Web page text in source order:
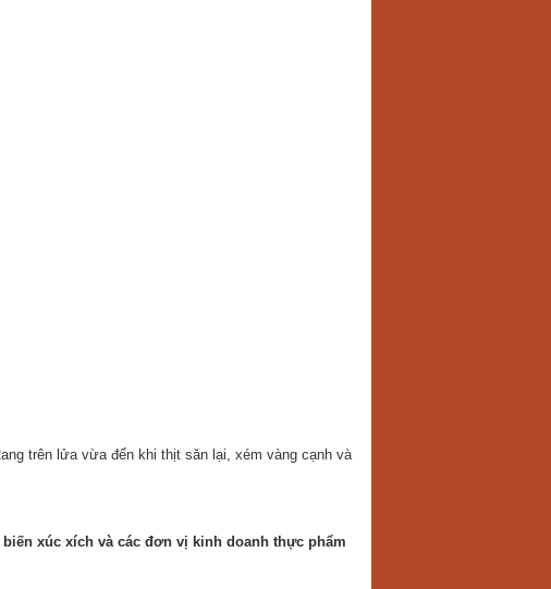
trên lửa vừa đến khi thịt săn lại, xém vàng cạnh và
xúc xích và các đơn vị kinh doanh thực phẩm